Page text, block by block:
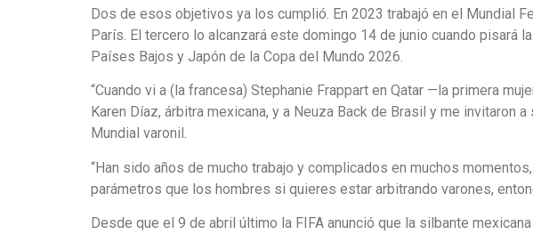
Dos de esos objetivos ya los cumplió. En 2023 trabajó en el Mundial
París. El tercero lo alcanzará este domingo 14 de junio cuando pisará
Países Bajos y Japón de la Copa del Mundo 2026.
“Cuando vi a (la francesa) Stephanie Frappart en Qatar —la primera
Karen Díaz, árbitra mexicana, y a Neuza Back de Brasil y me invitaron
Mundial varonil.
“Han sido años de mucho trabajo y complicados en muchos
parámetros que los hombres si quieres estar arbitrando varones,
Desde que el 9 de abril último la FIFA anunció que la silbante